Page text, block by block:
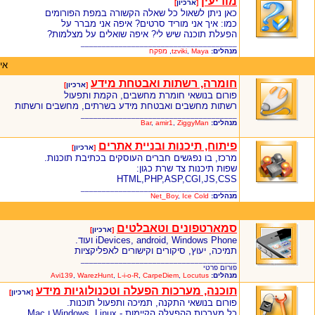
[ארכיון]
כאן ניתן לשאול כל שאלה הקשורה במפת הפורומים
כמו: איך אני מוריד סרטים? איפה אני מברר על
הפעלת תוכנה שיש לי? איפה שואלים על מצלמות?
מנהלים:
tzviki Maya מפקח
חומרה, רשתות ואבטחת מידע [ארכיון]
פורום בנושאי חומרת מחשבים, הקמת ותפעול
רשתות מחשבים ואבטחת מידע בשרתים, מחשבים ורשתות
מנהלים:
Bar, amir1 ZiggyMan
פיתוח, תיכנות ובניית אתרים [ארכיון]
מרכז, בו נפגשים חברים העוסקים בכתיבת תוכנות.
שפות תיכנות צד שרת כגון:
HTML,PHP,ASP,CGI,JS,CSS
מנהלים:
Net_Boy, Ice Cold
סמארטפונים וטאבלטים [ארכיון]
iDevices, android, Windows Phone ועוד.
תמיכה, יעוץ, סיקורים וקישורים לאפליקציות
פורום פרטי
מנהלים:
Avi139 WarezHunt L-i-o-R CarpeDiem Locutus
תוכנה, מערכות הפעלה וטכנולוגיות מידע [ארכיון]
פורום בנושאי התקנה, תמיכה ותפעול תוכנות.